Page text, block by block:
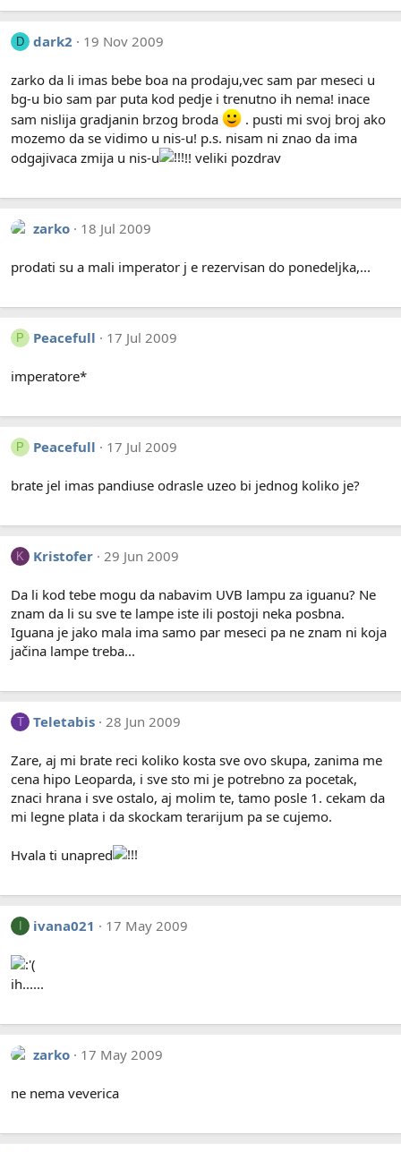
D dark2 19 Nov 2009
zarko da li imas bebe boa na prodaju,vec sam par meseci u
bg-u bio sam par puta kod pedje i trenutno ih nema! inace
sam nislija gradjanin brzog broda
. pusti mi svoj broj ako
mozemo da se vidimo u nis-u! p.s. nisam ni znao da ima
odgajivaca zmija u nis-u
!! veliki pozdrav
zarko 18 Jul 2009
prodati su a mali imperator j e rezervisan do ponedeljka,...
P Peacefull 17 Jul 2009
imperatore*
P Peacefull 17 Jul 2009
brate jel imas pandiuse odrasle uzeo bi jednog koliko je?
K Kristofer 29 Jun 2009
Da li kod tebe mogu da nabavim UVB lampu za iguanu? Ne
znam da li su sve te lampe iste ili postoji neka posbna.
Iguana je jako mala ima samo par meseci pa ne znam ni koja
jačina lampe treba...
T Teletabis 28 Jun 2009
Zare, aj mi brate reci koliko kosta sve ovo skupa, zanima me
cena hipo Leoparda, i sve sto mi je potrebno za pocetak,
znaci hrana i sve ostalo, aj molim te, tamo posle 1. cekam da
mi legne plata i da skockam terarijum pa se cujemo.
Hvala ti unapred
ivana021 17 May 2009
ih......
zarko 17 May 2009
ne nema veverica